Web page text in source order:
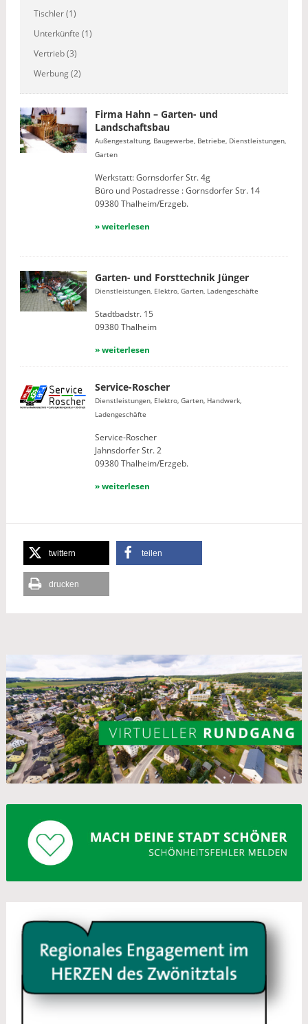
Tischler (1)
Unterkünfte (1)
Vertrieb (3)
Werbung (2)
Firma Hahn – Garten- und
Landschaftsbau
Außengestaltung, Baugewerbe, Betriebe, Dienstleistungen,
Garten
Werkstatt: Gornsdorfer Str. 4g
Büro und Postadresse : Gornsdorfer Str. 14
09380 Thalheim/Erzgeb.
» weiterlesen
Garten- und Forsttechnik Jünger
Dienstleistungen, Elektro, Garten, Ladengeschäfte
Stadtbadstr. 15
09380 Thalheim
» weiterlesen
Service-Roscher
Dienstleistungen, Elektro, Garten, Handwerk,
Ladengeschäfte
Service-Roscher
Jahnsdorfer Str. 2
09380 Thalheim/Erzgeb.
» weiterlesen
twittern teilen
drucken